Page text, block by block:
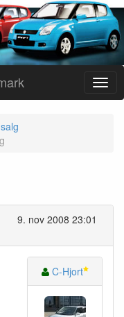
9. nov 2008 23:01
C-Hjort